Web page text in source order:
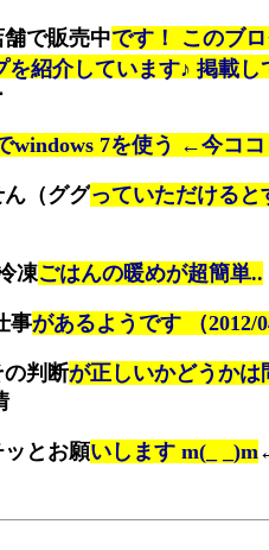
で販売中です！ このブ
紹介しています♪ 掲載
windows 7を使う ←今ココ
ん（ググっていただけると
凍ごはんの暖めが超簡単..
事があるようです （2012/
判断が正しいかどうかは
とお願いします m(_ _)m